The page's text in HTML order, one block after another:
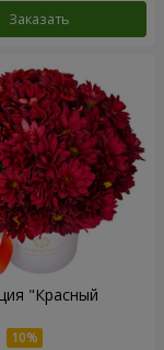
Заказать
"Красный